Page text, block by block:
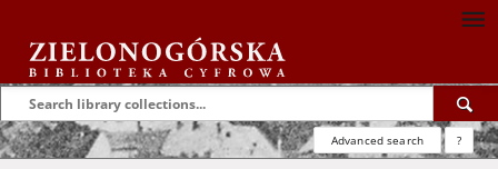
Advanced search ?